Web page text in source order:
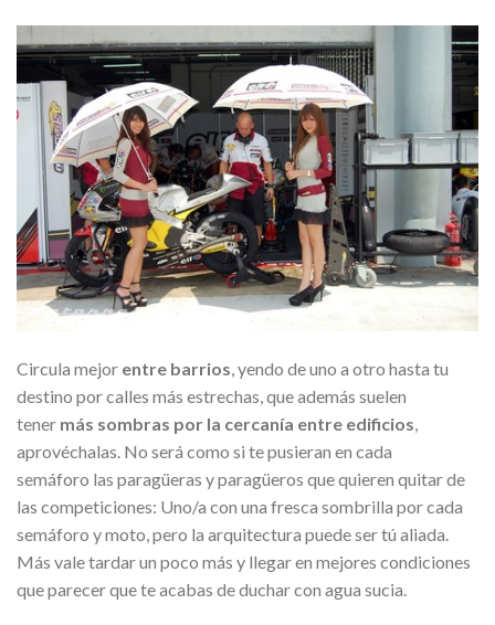
Circula mejor entre barrios, yendo de uno a otro hasta tu
destino por calles más estrechas, que además suelen
tener más sombras por la cercanía entre edificios,
aprovéchalas. No será como si te pusieran en cada
semáforo las paragüeras y paragüeros que quieren quitar de
las competiciones: Uno/a con una fresca sombrilla por cada
semáforo y moto, pero la arquitectura puede ser tú aliada.
Más vale tardar un poco más y llegar en mejores condiciones
que parecer que te acabas de duchar con agua sucia.